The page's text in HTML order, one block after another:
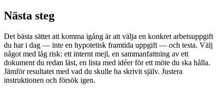
Nästa steg
Det bästa sättet att komma igång är att välja en konkret arbetsuppgift
du har i dag — inte en hypotetisk framtida uppgift — och testa. Välj
något med låg risk: ett internt mejl, en sammanfattning av ett
dokument du redan läst, en lista med idéer för ett möte du ska hålla.
Jämför resultatet med vad du skulle ha skrivit själv. Justera
instruktionen och försök igen.